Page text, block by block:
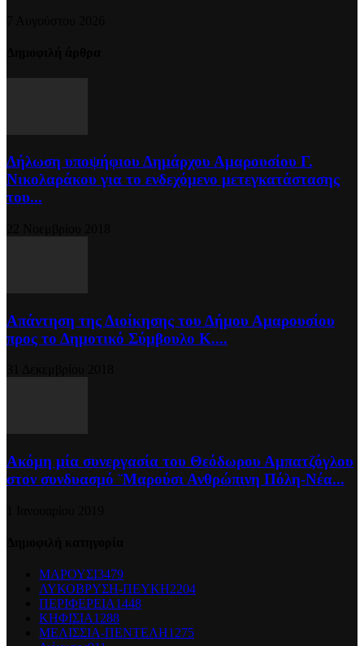
Δήλωση υποψήφιου Δημάρχου Αμαρουσίου Γ.
Νικολαράκου για το ενδεχόμενο μετεγκατάστασης
του...
Απάντηση της Διοίκησης του Δήμου Αμαρουσίου
προς το Δημοτικό Σύμβουλο Κ....
Ακόμη μία συνεργασία του Θεόδωρου Αμπατζόγλου
στον συνδυασμό ¨Μαρούσι Ανθρώπινη Πόλη-Νέα...
ΜΑΡΟΥΣΙ3479
ΛΥΚΟΒΡΥΣΗ-ΠΕΥΚΗ2204
ΠΕΡΙΦΕΡΕΙΑ1448
ΚΗΦΙΣΙΑ1288
ΜΕΛΙΣΣΙΑ-ΠΕΝΤΕΛΗ1275